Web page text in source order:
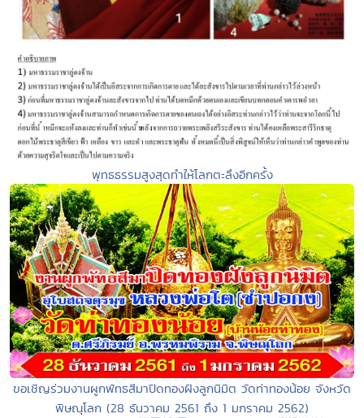
พุทธธรรมสูงสุดทำให้โลกตะลึงอีกครั้ง
ขอเชิญร่วมงานผูกพัทธสีมาปิดทองฝังลูกนิมิต วัดท่าทองน้อย จังหวัด
พิษณุโลก (28 ธันวาคม 2561 ถึง 1 มกราคม 2562)